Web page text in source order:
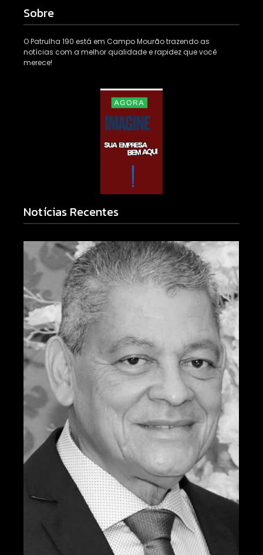
Sobre
O Patrulha 190 está em Campo Mourão trazendo as
notícias com a melhor qualidade e rapidez que você
merece!
Notícias Recentes